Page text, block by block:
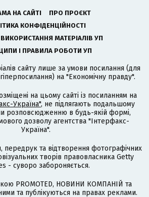
НА САЙТІ
ПРО ПРОЄКТ
КОНФІДЕНЦІЙНОСТІ
МАТЕРІАЛІВ УП
І ПРАВИЛА РОБОТИ УП
сайту лише за умови посилання (для
на "Економічну правду".
на цьому сайті із посиланням на
Україна", не підлягають подальшому
розповсюдженню в будь-якій формі,
дозволу агентства "Інтерфакс-
Україна".
передрук та відтворення фотографічних
творів правовласника Getty
- суворо забороняється.
PROMOTED, НОВИНИ КОМПАНІЙ та
та публікуються на правах реклами.